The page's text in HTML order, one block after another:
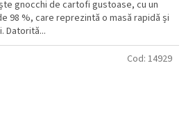
gnocchi de cartofi gustoase, cu un
98 %, care reprezintă o masă rapidă și
Datorită...
Cod: 14929